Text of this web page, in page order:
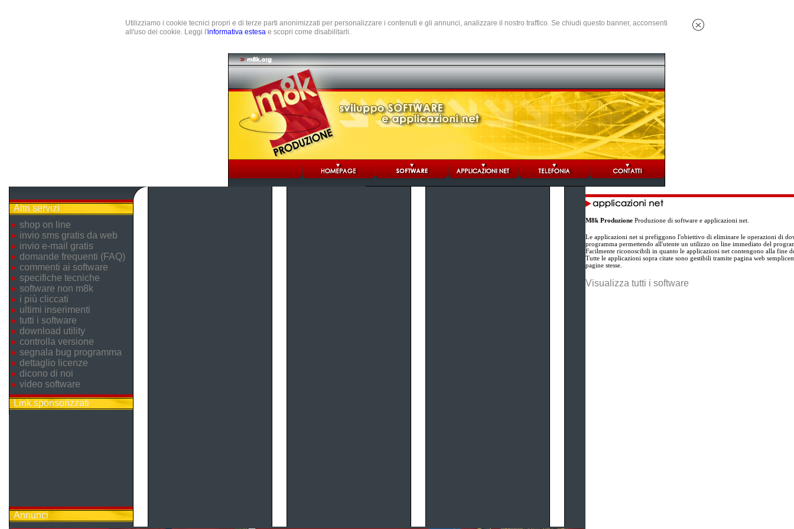
Utilizziamo i cookie tecnici propri e di terze parti anonimizzati per personalizzare i contenuti e gli annunci, analizzare il nostro traffico. Se chiudi questo banner, acconsenti
all'uso dei cookie. Leggi l'informativa estesa e scopri come disabilitarli.
Altri servizi
shop on line
invio sms gratis da web
invio e-mail gratis
domande frequenti (FAQ)
commenti ai software
specifiche tecniche
software non m8k
i più cliccati
ultimi inserimenti
tutti i software
download utility
controlla versione
segnala bug programma
dettaglio licenze
dicono di noi
video software
Link sponsorizzati
Annunci
M8k Produzione Produzione di software e applicazioni net.
Le applicazioni net si prefiggono l'obiettivo di eliminare le operazioni di
programma permettendo all'utente un utilizzo on line immediato del
Facilmente riconoscibili in quanto le applicazioni net contengono alla fine
Tutte le applicazioni sopra citate sono gestibili tramite pagina web
pagine stesse.
Visualizza tutti i software